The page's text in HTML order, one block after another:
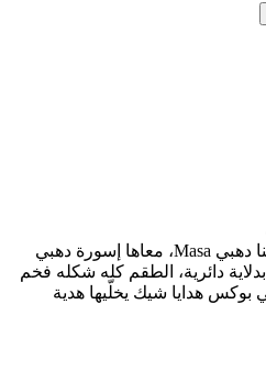
ساعة حريمي بستايل ملكي، مينا دهبي Masa، معاها إسورة دهبي
دائرية، الطقم كله شكله فخم
هدايا شيك يخلّيها هدية